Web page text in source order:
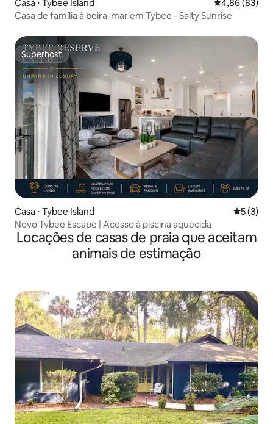
Casa ⋅ Tybee Island 4,86 de uma
4,86 (83)
Casa de família à beira-mar em Tybee - Salty Sunrise
Superhost
Superhost
Casa ⋅ Tybee Island 5 de
5 (3)
Novo Tybee Escape | Acesso à piscina aquecida
Locações de casas de praia que aceitam
animais de estimação